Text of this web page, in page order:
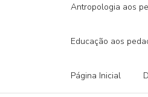
Antropologia aos
Educação aos
Página Inicial